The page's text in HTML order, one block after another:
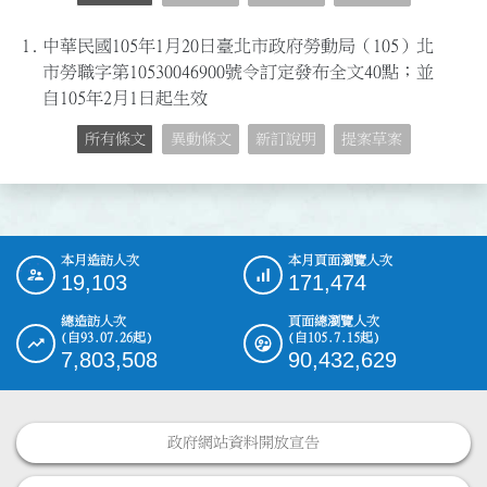
1.
中華民國105年1月20日臺北市政府勞動局（105）北
市勞職字第10530046900號令訂定發布全文40點；並
自105年2月1日起生效
所有條文 異動條文 新訂說明 提案草案
::: 本月造訪人次
19,103
本月頁面瀏覽人次
171,474
總造訪人次
(自93.07.26起)
7,803,508
頁面總瀏覽人次
(自105.7.15起)
90,432,629
政府網站資料開放宣告